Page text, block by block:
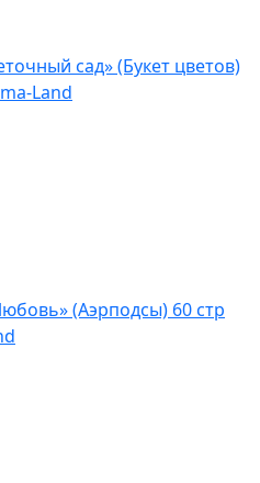
сад» (Букет цветов)
Land